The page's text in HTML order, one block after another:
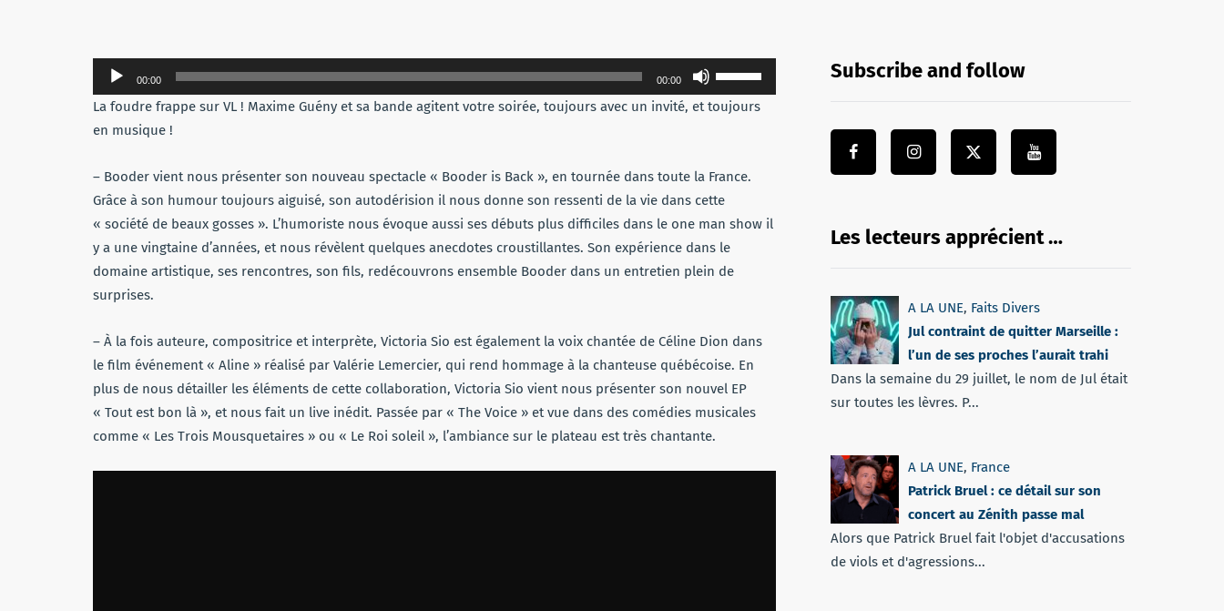
Lecteur
audio
00:00 00:00
les
flèches
La foudre frappe sur VL ! Maxime Guény et sa bande agitent votre soirée, toujours avec un invité, et toujours
en musique !
– Booder vient nous présenter son nouveau spectacle « Booder is Back », en tournée dans toute la France.
Grâce à son humour toujours aiguisé, son autodérision il nous donne son ressenti de la vie dans cette
« société de beaux gosses ». L’humoriste nous évoque aussi ses débuts plus difficiles dans le one man show il
y a une vingtaine d’années, et nous révèlent quelques anecdotes croustillantes. Son expérience dans le
domaine artistique, ses rencontres, son fils, redécouvrons ensemble Booder dans un entretien plein de
surprises.
– À la fois auteure, compositrice et interprète, Victoria Sio est également la voix chantée de Céline Dion dans
le film événement « Aline » réalisé par Valérie Lemercier, qui rend hommage à la chanteuse québécoise. En
plus de nous détailler les éléments de cette collaboration, Victoria Sio vient nous présenter son nouvel EP
« Tout est bon là », et nous fait un live inédit. Passée par « The Voice » et vue dans des comédies musicales
comme « Les Trois Mousquetaires » ou « Le Roi soleil », l’ambiance sur le plateau est très chantante.
Subscribe and follow
Les lecteurs apprécient …
A LA UNE, Faits Divers
Jul contraint de quitter Marseille :
l’un de ses proches l’aurait trahi
Dans la semaine du 29 juillet, le nom de Jul était
sur toutes les lèvres. P...
A LA UNE, France
Patrick Bruel : ce détail sur son
concert au Zénith passe mal
Alors que Patrick Bruel fait l'objet d'accusations
de viols et d'agressions...